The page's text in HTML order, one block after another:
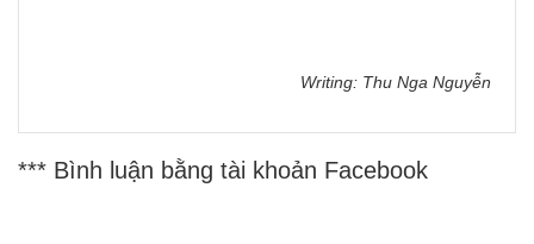
Writing: Thu Nga Nguyễn
*** Bình luận bằng tài khoản Facebook